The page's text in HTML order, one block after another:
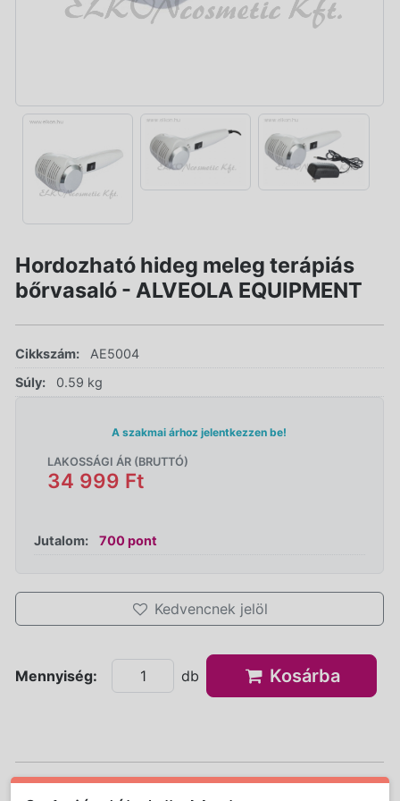
Hordozható hideg meleg terápiás
bőrvasaló - ALVEOLA EQUIPMENT
Cikkszám:
AE5004
Súly:
0.59 kg
A szakmai árhoz jelentkezzen be!
LAKOSSÁGI ÁR (BRUTTÓ)
34 999 Ft
Jutalom: 700 pont
Kedvencnek jelöl
Mennyiség: db Kosárba